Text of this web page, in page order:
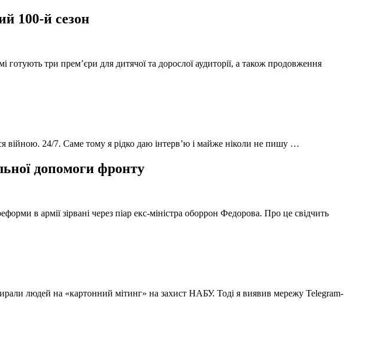
100-й сезон
три прем’єри для дитячої та дорослої аудиторії, а також продовження
війною. 24/7. Саме тому я рідко даю інтерв’ю і майже ніколи не пишу …
допомоги фронту
в армії зірвані через піар екс-міністра оборрон Федорова. Про це свідчить
людей на «картонний мітинг» на захист НАБУ. Тоді я виявив мережу Telegram-